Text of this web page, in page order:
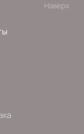
Наверх